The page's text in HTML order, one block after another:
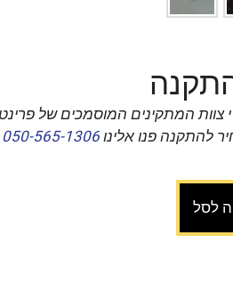
צוות המתקינים המוסמכים של
להתקנה פנו אלינו050-565-1306
לסל